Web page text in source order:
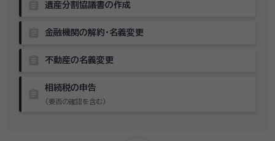
遺産分割協議書の作成
金融機関の解約・名義変更
不動産の名義変更
相続税の申告
（要否の確認を含む）